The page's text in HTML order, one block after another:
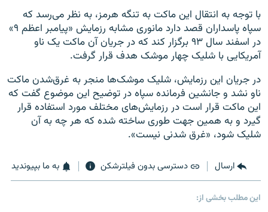
با توجه به انتقال این ماکت به تنگه هرمز، به نظر می‌رسد که
سپاه پاسداران قصد دارد مانوری مشابه رزمایش «پیامبر اعظم ۹»
در اسفند سال ۹۳ برگزار کند که در جریان آن ماکت یک ناو
آمریکایی با شلیک چهار موشک هدف قرار گرفت.
در جریان این رزمایش، شلیک موشک‌ها منجر به غرق‌شدن ماکت
ناو نشد و جانشین فرمانده سپاه در توضیح این موضوع گفت که
این ماکت قرار است در رزمایش‌های مختلف مورد استفاده قرار
گیرد و به همین جهت طوری ساخته شده که هر چه به آن
شلیک شود، «غرق شدنی نیست».
ارسال دسترسی بدون فیلترشکن به ما بپیوندید
این مطلب بخشی از: